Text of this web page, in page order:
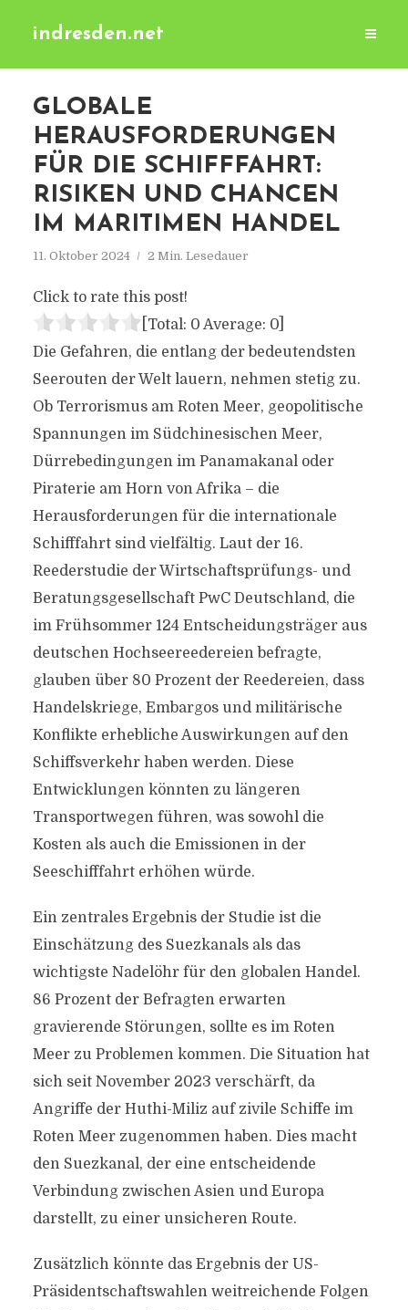
indresden.net
GLOBALE
HERAUSFORDERUNGEN
FÜR DIE SCHIFFFAHRT:
RISIKEN UND CHANCEN
IM MARITIMEN HANDEL
11. Oktober 2024 2 Min. Lesedauer
Click to rate this post!
[Total: 0 Average: 0]
Die Gefahren, die entlang der bedeutendsten
Seerouten der Welt lauern, nehmen stetig zu.
Ob Terrorismus am Roten Meer, geopolitische
Spannungen im Südchinesischen Meer,
Dürrebedingungen im Panamakanal oder
Piraterie am Horn von Afrika – die
Herausforderungen für die internationale
Schifffahrt sind vielfältig. Laut der 16.
Reederstudie der Wirtschaftsprüfungs- und
Beratungsgesellschaft PwC Deutschland, die
im Frühsommer 124 Entscheidungsträger aus
deutschen Hochseereedereien befragte,
glauben über 80 Prozent der Reedereien, dass
Handelskriege, Embargos und militärische
Konflikte erhebliche Auswirkungen auf den
Schiffsverkehr haben werden. Diese
Entwicklungen könnten zu längeren
Transportwegen führen, was sowohl die
Kosten als auch die Emissionen in der
Seeschifffahrt erhöhen würde.
Ein zentrales Ergebnis der Studie ist die
Einschätzung des Suezkanals als das
wichtigste Nadelöhr für den globalen Handel.
86 Prozent der Befragten erwarten
gravierende Störungen, sollte es im Roten
Meer zu Problemen kommen. Die Situation hat
sich seit November 2023 verschärft, da
Angriffe der Huthi-Miliz auf zivile Schiffe im
Roten Meer zugenommen haben. Dies macht
den Suezkanal, der eine entscheidende
Verbindung zwischen Asien und Europa
darstellt, zu einer unsicheren Route.
Zusätzlich könnte das Ergebnis der US-
Präsidentschaftswahlen weitreichende Folgen